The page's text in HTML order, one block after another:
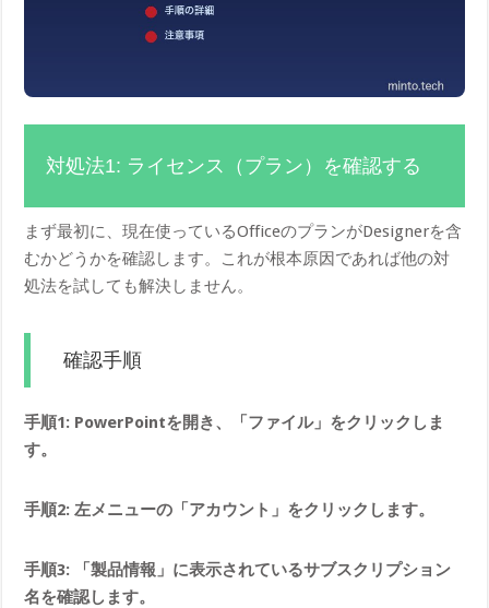
対処法1: ライセンス（プラン）を確認する
まず最初に、現在使っているOfficeのプランがDesignerを含
むかどうかを確認します。これが根本原因であれば他の対
処法を試しても解決しません。
確認手順
手順1: PowerPointを開き、「ファイル」をクリックしま
す。
手順2: 左メニューの「アカウント」をクリックします。
手順3: 「製品情報」に表示されているサブスクリプション
名を確認します。